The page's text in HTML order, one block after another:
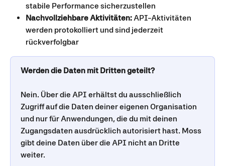
stabile Performance sicherzustellen
Nachvollziehbare Aktivitäten: API-Aktivitäten
werden protokolliert und sind jederzeit
rückverfolgbar
Werden die Daten mit Dritten geteilt?
Nein. Über die API erhältst du ausschließlich
Zugriff auf die Daten deiner eigenen Organisation
und nur für Anwendungen, die du mit deinen
Zugangsdaten ausdrücklich autorisiert hast. Moss
gibt deine Daten über die API nicht an Dritte
weiter.